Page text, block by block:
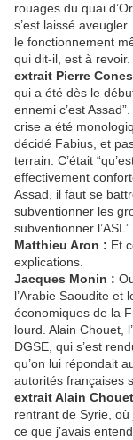
rouages du quai
s’est laissé
le fonctionnement
qui dit-il, est à revoir.
extrait Pierre
qui a été dès le
ennemi c’est
crise a été
décidé Fabius, et
terrain. C’était
effectivement
Assad, il faut se
subventionner les
subventionner
Matthieu Aron : Et
explications.
Jacques Monin :
l’Arabie Saoudite et
économiques de la
lourd. Alain Chouet,
DGSE, qui s’est
qu’on lui répondait
autorités françaises
extrait Alain
rentrant de Syrie, où
ce que j’avais